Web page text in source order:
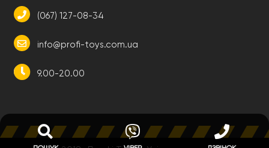
(067) 127-08-34
info@profi-toys.com.ua
9.00-20.00